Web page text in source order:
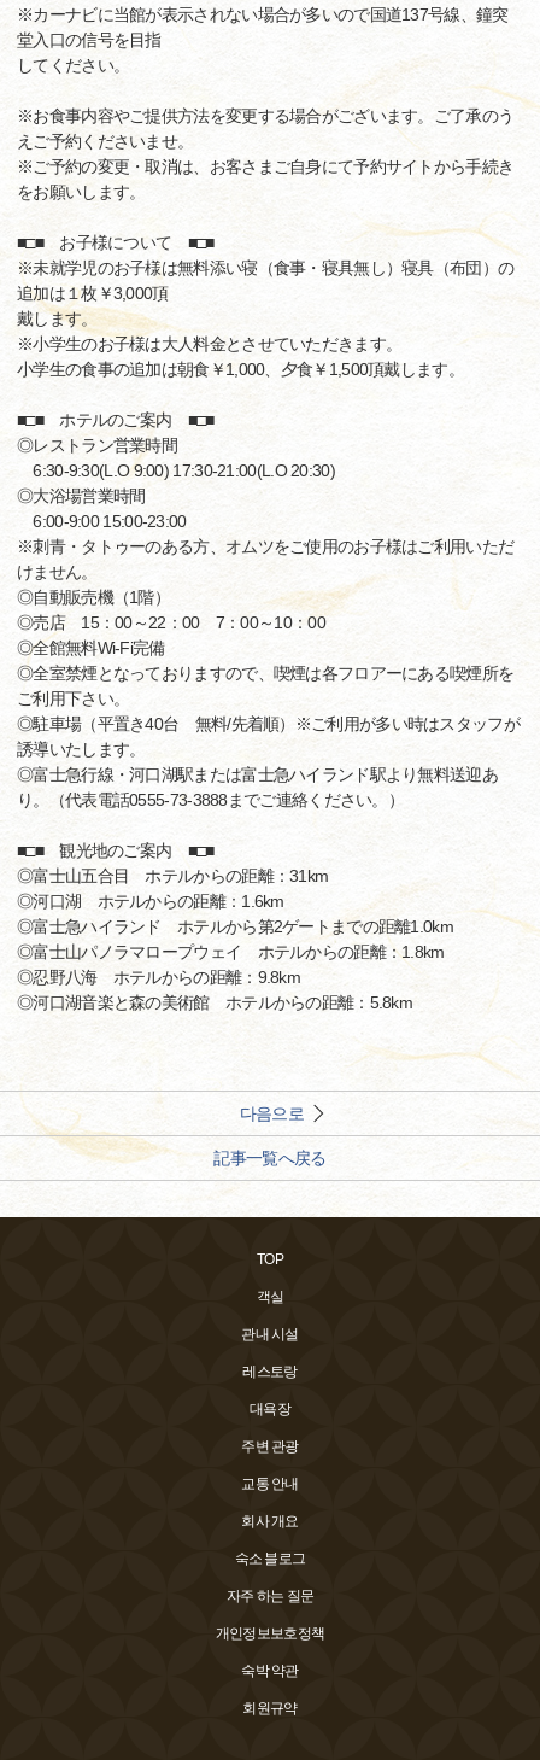
※カーナビに当館が表示されない場合が多いので国道137号線、鐘突
堂入口の信号を目指
してください。
※お食事内容やご提供方法を変更する場合がございます。ご了承のう
えご予約くださいませ。
※ご予約の変更・取消は、お客さまご自身にて予約サイトから手続き
をお願いします。
■□■ お子様について ■□■
※未就学児のお子様は無料添い寝（食事・寝具無し）寝具（布団）の
追加は１枚￥3,000頂
戴します。
※小学生のお子様は大人料金とさせていただきます。
小学生の食事の追加は朝食￥1,000、夕食￥1,500頂戴します。
■□■ ホテルのご案内 ■□■
◎レストラン営業時間
6:30-9:30(L.O 9:00) 17:30-21:00(L.O 20:30)
◎大浴場営業時間
6:00-9:00 15:00-23:00
※刺青・タトゥーのある方、オムツをご使用のお子様はご利用いただ
けません。
◎自動販売機（1階）
◎売店 15：00～22：00 7：00～10：00
◎全館無料Wi-Fi完備
◎全室禁煙となっておりますので、喫煙は各フロアーにある喫煙所を
ご利用下さい。
◎駐車場（平置き40台 無料/先着順）※ご利用が多い時はスタッフが
誘導いたします。
◎富士急行線・河口湖駅または富士急ハイランド駅より無料送迎あ
り。（代表電話0555-73-3888までご連絡ください。）
■□■ 観光地のご案内 ■□■
◎富士山五合目 ホテルからの距離：31km
◎河口湖 ホテルからの距離：1.6km
◎富士急ハイランド ホテルから第2ゲートまでの距離1.0km
◎富士山パノラマロープウェイ ホテルからの距離：1.8km
◎忍野八海 ホテルからの距離：9.8km
◎河口湖音楽と森の美術館 ホテルからの距離：5.8km
다음으로
記事一覧へ戻る
TOP
객실
관내 시설
레스토랑
대욕장
주변 관광
교통 안내
회사 개요
숙소 블로그
자주 하는 질문
개인정보보호정책
숙박 약관
회원규약